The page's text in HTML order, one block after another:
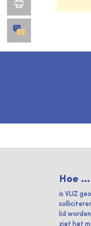
Hoe ...
is VLIZ
lid
ziet het